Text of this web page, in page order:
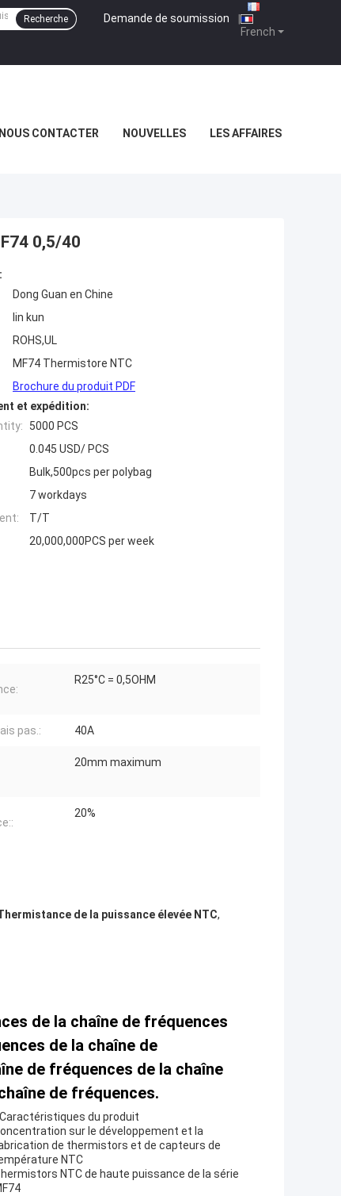
French
Demande de soumission |
Recherche
NOUS CONTACTER NOUVELLES LES AFFAIRES
0,5/40
Dong Guan en Chine
lin kun
ROHS,UL
MF74 Thermistore NTC
Brochure du produit PDF
et expédition:
5000 PCS
0.045 USD/ PCS
Bulk,500pcs per polybag
7 workdays
T/T
20,000,000PCS per week
R25°C = 0,5OHM
pas.: 40A
20mm maximum
20%
de la puissance élevée NTC,
de la chaîne de fréquences
de la chaîne de
de fréquences de la chaîne
de fréquences.
du produit
sur le développement et la
de thermistors et de capteurs de
NTC
NTC de haute puissance de la série